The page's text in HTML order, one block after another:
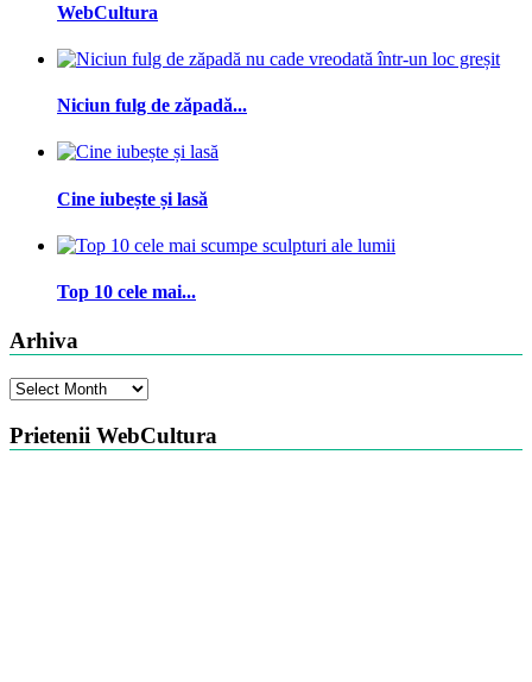
WebCultura
Niciun fulg de zăpadă...
Cine iubește și lasă
Top 10 cele mai...
Arhiva
Arhiva
Prietenii WebCultura